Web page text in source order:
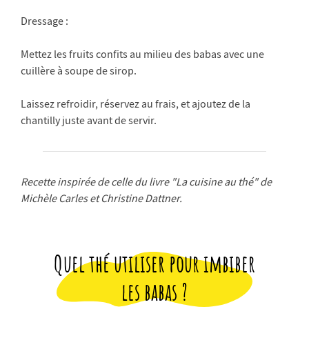
Dressage :
Mettez les fruits confits au milieu des babas avec une
cuillère à soupe de sirop.
Laissez refroidir, réservez au frais, et ajoutez de la
chantilly juste avant de servir.
Recette inspirée de celle du livre "La cuisine au thé" de
Michèle Carles et Christine Dattner.
Quel thé utiliser pour imbiber
les babas ?